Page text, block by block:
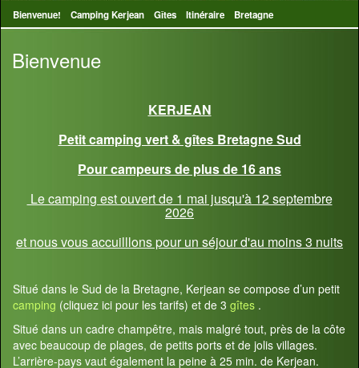
Bienvenue! Camping Kerjean Gîtes Itinéraire Bretagne
Bienvenue
KERJEAN
Petit camping vert & gîtes Bretagne Sud
Pour campeurs de plus de 16 ans
Le camping est ouvert de 1 mai jusqu'à 12 septembre
2026
et nous vous accuilllons pour un séjour d'au moins 3 nuits
Situé dans le Sud de la Bretagne, Kerjean se compose d’un petit
camping (cliquez ici pour les tarifs) et de 3 gîtes .
Situé dans un cadre champêtre, mais malgré tout, près de la côte
avec beaucoup de plages, de petits ports et de jolis villages.
L’arrière-pays vaut également la peine à 25 min. de Kerjean.